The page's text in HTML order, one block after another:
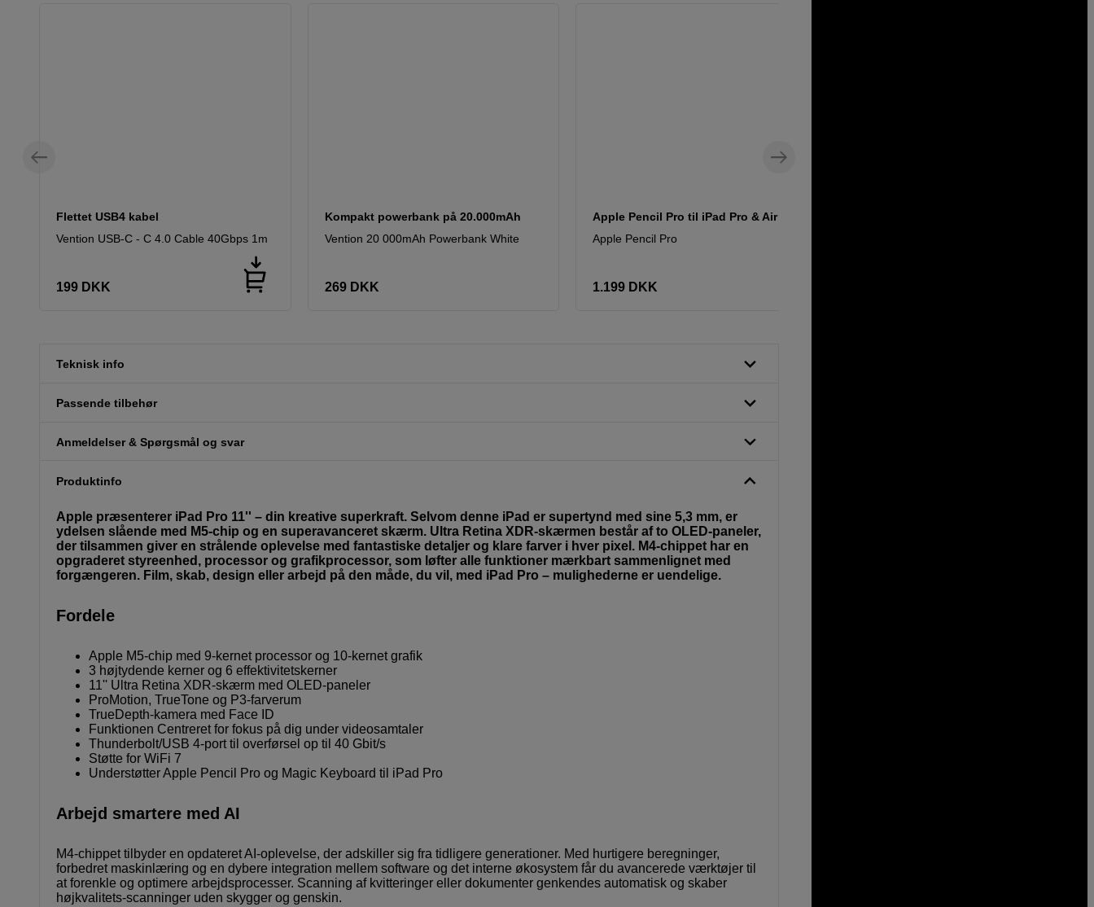
Flettet USB4 kabel
Vention USB-C - C 4.0 Cable 40Gbps 1m
199 DKK
Kompakt powerbank på 20.000mAh
Vention 20 000mAh Powerbank White
269 DKK
Apple Pencil Pro til iPad Pro & Air
Apple Pencil Pro
1.199 DKK
Teknisk info
Passende tilbehør
Anmeldelser & Spørgsmål og svar
Produktinfo
Apple præsenterer iPad Pro 11'' – din kreative superkraft. Selvom denne iPad er supertynd med sine 5,3 mm, er
ydelsen slående med M5-chip og en superavanceret skærm. Ultra Retina XDR-skærmen består af to OLED-paneler,
der tilsammen giver en strålende oplevelse med fantastiske detaljer og klare farver i hver pixel. M4-chippet har en
opgraderet styreenhed, processor og grafikprocessor, som løfter alle funktioner mærkbart sammenlignet med
forgængeren. Film, skab, design eller arbejd på den måde, du vil, med iPad Pro – mulighederne er uendelige.
Fordele
Apple M5-chip med 9‑kernet processor og 10‑kernet grafik
3 højtydende kerner og 6 effektivitetskerner
11'' Ultra Retina XDR-skærm med OLED-paneler
ProMotion, TrueTone og P3-farverum
TrueDepth-kamera med Face ID
Funktionen Centreret for fokus på dig under videosamtaler
Thunderbolt/USB 4-port til overførsel op til 40 Gbit/s
Støtte for WiFi 7
Understøtter Apple Pencil Pro og Magic Keyboard til iPad Pro
Arbejd smartere med AI
M4-chippet tilbyder en opdateret AI-oplevelse, der adskiller sig fra tidligere generationer. Med hurtigere beregninger,
forbedret maskinlæring og en dybere integration mellem software og det interne økosystem får du avancerede værktøjer til
at forenkle og optimere arbejdsprocesser. Scanning af kvitteringer eller dokumenter genkendes automatisk og skaber
højkvalitets-scanninger uden skygger og genskin.